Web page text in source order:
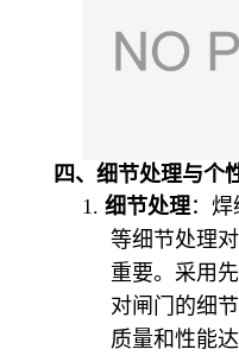
四、细节处理与个
1. 细节处理：焊
等细节处理
重要。采用
对闸门的细
质量和性能达